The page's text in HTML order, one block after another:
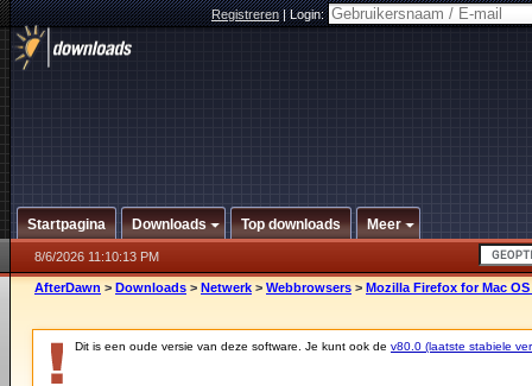
Registreren|Login:
Startpagina Downloads Top downloads Meer
8/6/2026 11:10:13 PM
AfterDawn > Downloads > Netwerk > Webbrowsers > Mozilla Firefox for Mac OS
Dit is een oude versie van deze software. Je kunt ook de v80.0 (laatste stabiele